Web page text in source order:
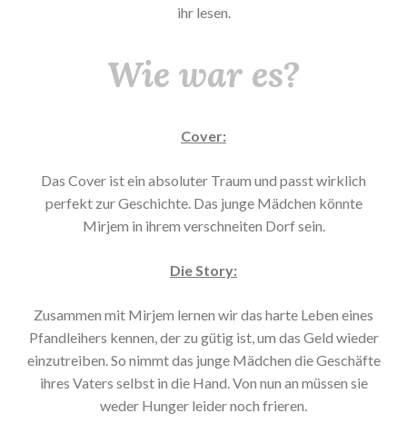
ihr lesen.
Wie war es?
Cover:
Das Cover ist ein absoluter Traum und passt wirklich
perfekt zur Geschichte. Das junge Mädchen könnte
Mirjem in ihrem verschneiten Dorf sein.
Die Story:
Zusammen mit Mirjem lernen wir das harte Leben eines
Pfandleihers kennen, der zu gütig ist, um das Geld wieder
einzutreiben. So nimmt das junge Mädchen die Geschäfte
ihres Vaters selbst in die Hand. Von nun an müssen sie
weder Hunger leider noch frieren.